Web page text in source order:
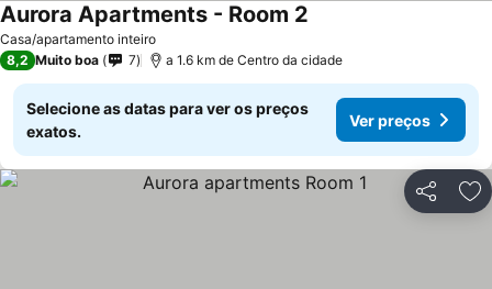
Casa/apartamento inteiro
Aurora Apartments - Room 2
8,2 Muito boa 7 a 1.6 km de Centro da cidade
Selecione as datas para ver os preços
exatos.
Ver preços
Partilhar